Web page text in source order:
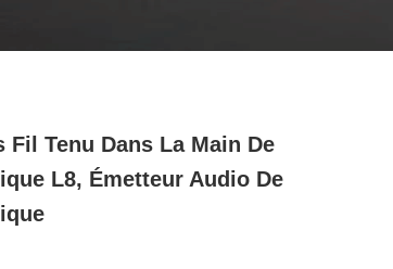
Fil Tenu Dans La Main De
L8, Émetteur Audio De